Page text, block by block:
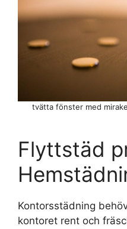
tvätta fönster med
Flyttstäd
Kontorsstädning
kontoret rent och